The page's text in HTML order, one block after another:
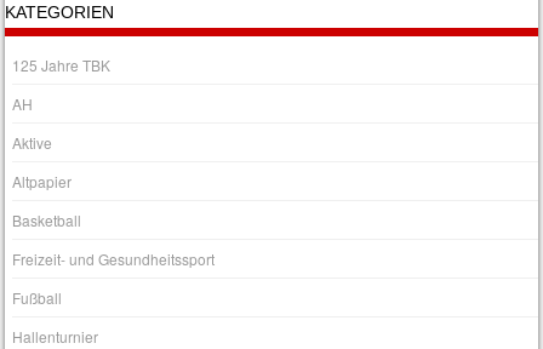
KATEGORIEN
125 Jahre TBK
AH
Aktive
Altpapier
Basketball
Freizeit- und Gesundheitssport
Fußball
Hallenturnier